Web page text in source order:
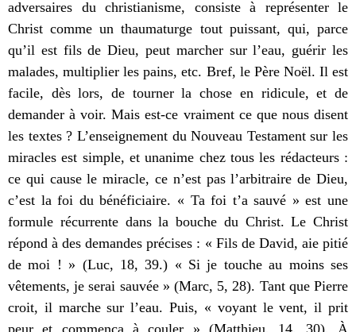
adversaires du christianisme, consiste à représenter le
Christ comme un thaumaturge tout puissant, qui, parce
qu’il est fils de Dieu, peut marcher sur l’eau, guérir les
malades, multiplier les pains, etc. Bref, le Père Noël. Il est
facile, dès lors, de tourner la chose en ridicule, et de
demander à voir. Mais est-ce vraiment ce que nous disent
les textes ? L’enseignement du Nouveau Testament sur les
miracles est simple, et unanime chez tous les rédacteurs :
ce qui cause le miracle, ce n’est pas l’arbitraire de Dieu,
c’est la foi du bénéficiaire. « Ta foi t’a sauvé » est une
formule récurrente dans la bouche du Christ. Le Christ
répond à des demandes précises : « Fils de David, aie pitié
de moi ! » (Luc, 18, 39.) « Si je touche au moins ses
vêtements, je serai sauvée » (Marc, 5, 28). Tant que Pierre
croit, il marche sur l’eau. Puis, « voyant le vent, il prit
peur et commença à couler » (Matthieu, 14, 30). À